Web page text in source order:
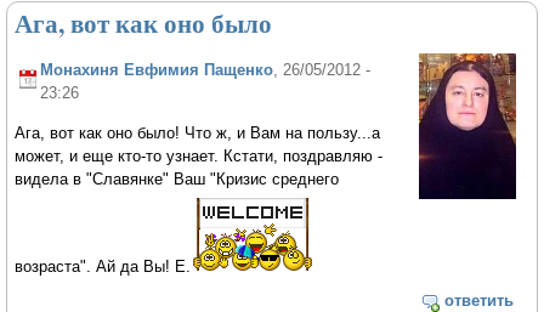
Ага, вот как оно было
Монахиня Евфимия Пащенко , 26/05/2012 -
23:26
Ага, вот как оно было! Что ж, и Вам на пользу...а
может, и еще кто-то узнает. Кстати, поздравляю -
видела в "Славянке" Ваш "Кризис среднего
возраста". Ай да Вы! Е.
ответить